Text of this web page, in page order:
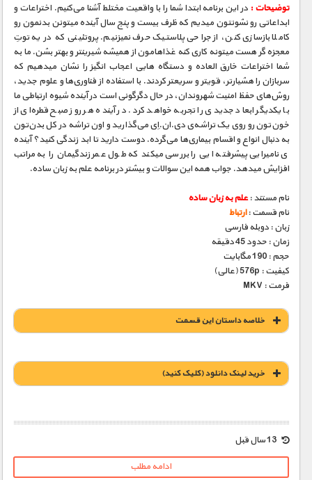
توضیحات : در این برنامه ابتدا شما را با واقعیت مختلط آشنا می‌کنیم. اختراعات و
ابداعاتی رو نشونتون میدیم که ظرف بیست و پنج سال آینده میتونن بدنمون رو
کاملا بازسازی کنن، از جراحی پلاستیک حرف نمیزنیم. پروتئینی که در یه توتِ
معجزه ‮گر هست میتونه کاری کنه غذاهامون از همیشه شیرینتر و بهتر بشن. ما به
شما اختراعات خارق­ العاده و دستگاه­ هایی اعجاب­ انگیز را نشان می­دهیم که
سربازان را هشیارتر، قوی­تر و سریعتر کردند. با استفاده از فناوری‌ها و علوم جدید،
روش‌های حفظ امنیت شهروندان، در حال دگرگونی است در آینده شیوه ارتباطی ما
با یکدیگر ابعاد جدیدی را تجربه خواهد کرد. در آینده هر روز صبح قطره‌ای از
خون‌تون رو روی یک تراشه‌ی دی.ان.اِی می‌گذارید و اون تراشه در کل بدن‌تون
به دنبال انواع و اقسام بیماری‌ها می‌گرده. دوست دارید تا ابد زندگی کنید؟ آینده
­ی نامیرایی پیشرفت­ه ایی را بررسی می­کند که طول عمر زندگی­مان را به مراتب
افزایش می­دهد. جواب همه این سوالات و بیشتر در برنامه علم به زبان ساده.
نام مستند :علم به زبان ساده
نام قسمت :ارتباط
زبان : دوبله فارسی
زمان : حدود 45 دقیقه
حجم : 190 مگابایت
کیفیت : 576p (عالی)
فرمت : MKV
خلاصه داستان این قسمت
خريد لينک دانلود (کليک کنيد)
1900 تومان – خريد لينک دانلود (افزودن به سبد خريد)
ادامه مطلب